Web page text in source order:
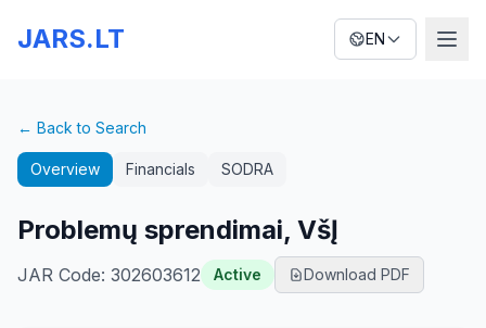
JARS.LT EN
← Back to Search
Overview Financials SODRA
Problemų sprendimai, VšĮ
JAR Code: 302603612 Active Download PDF